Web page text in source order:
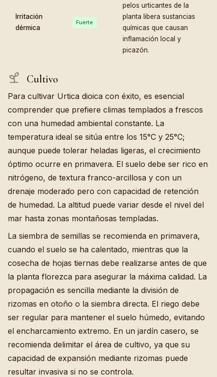
Irritación
dérmica
Fuerte
pelos urticantes de la
planta libera sustancias
químicas que causan
inflamación local y
picazón.
Cultivo
Para cultivar Urtica dioica con éxito, es esencial
comprender que prefiere climas templados a frescos
con una humedad ambiental constante. La
temperatura ideal se sitúa entre los 15°C y 25°C;
aunque puede tolerar heladas ligeras, el crecimiento
óptimo ocurre en primavera. El suelo debe ser rico en
nitrógeno, de textura franco-arcillosa y con un
drenaje moderado pero con capacidad de retención
de humedad. La altitud puede variar desde el nivel del
mar hasta zonas montañosas templadas.
La siembra de semillas se recomienda en primavera,
cuando el suelo se ha calentado, mientras que la
cosecha de hojas tiernas debe realizarse antes de que
la planta florezca para asegurar la máxima calidad. La
propagación es sencilla mediante la división de
rizomas en otoño o la siembra directa. El riego debe
ser regular para mantener el suelo húmedo, evitando
el encharcamiento extremo. En un jardín casero, se
recomienda delimitar el área de cultivo, ya que su
capacidad de expansión mediante rizomas puede
resultar invasiva si no se controla.